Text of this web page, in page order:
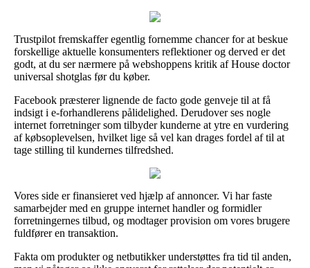
Trustpilot fremskaffer egentlig fornemme chancer for at beskue
forskellige aktuelle konsumenters reflektioner og derved er det
godt, at du ser nærmere på webshoppens kritik af House doctor
universal shotglas før du køber.
Facebook præsterer lignende de facto gode genveje til at få
indsigt i e-forhandlerens pålidelighed. Derudover ses nogle
internet forretninger som tilbyder kunderne at ytre en vurdering
af købsoplevelsen, hvilket lige så vel kan drages fordel af til at
tage stilling til kundernes tilfredshed.
Vores side er finansieret ved hjælp af annoncer. Vi har faste
samarbejder med en gruppe internet handler og formidler
forretningernes tilbud, og modtager provision om vores brugere
fuldfører en transaktion.
Fakta om produkter og netbutikker understøttes fra tid til anden,